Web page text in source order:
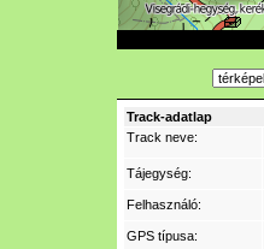
Track-adatlap
Track neve:
Tájegység:
Felhasználó:
GPS típusa: